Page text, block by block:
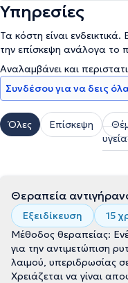
Υπηρεσίες
Τα κόστη είναι
την επίσκεψη ανάλογα το
Αναλαμβάνει και
Συνδέσου για να δεις
Όλες Επίσκεψη
Θεραπεία
Εξειδίκευση
15
Μέθοδος θεραπείας:
για την αντιμετώπιση
λαιμού, υπεριδρωσίας
Χρειάζεται να γίναι